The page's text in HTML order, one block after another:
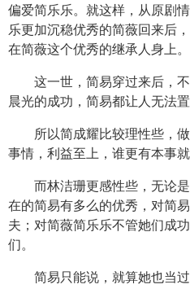
偏爱简乐乐。就这样，从原剧
乐更加沉稳优秀的简薇回来后
在简薇这个优秀的继承人身上。
这一世，简易穿过来后，
晨光的成功，简易都让人无法置
所以简成耀比较理性些，
事情，利益至上，谁更有本事就
而林洁珊更感性些，无论
在的简易有多么的优秀，对简
夫；对简薇简乐乐不管她们成
们。
简易只能说，就算她也当